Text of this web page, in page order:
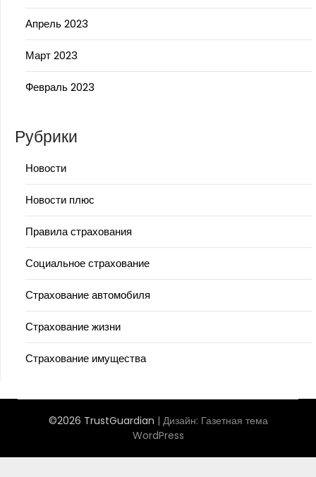
Апрель 2023
Март 2023
Февраль 2023
Рубрики
Новости
Новости плюс
Правила страхования
Социальное страхование
Страхование автомобиля
Страхование жизни
Страхование имущества
©2026 TrustGuardian | Дизайн: Газетная тема
WordPress